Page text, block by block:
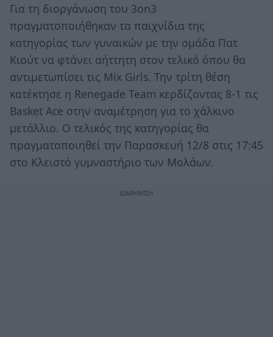
Για τη διοργάνωση του 3on3
πραγματοποιήθηκαν τα παιχνίδια της
κατηγορίας των γυναικών με την ομάδα Πατ
Κιούτ να φτάνει αήττητη στον τελικό όπου θα
αντιμετωπίσει τις Mix Girls. Την τρίτη θέση
κατέκτησε η Renegade Team κερδίζοντας 8-1 τις
Basket Ace στην αναμέτρηση για το χάλκινο
μετάλλιο. Ο τελικός της κατηγορίας θα
πραγματοποιηθεί την Παρασκευή 12/8 στις 17:45
στο Κλειστό γυμναστήριο των Μολάων.